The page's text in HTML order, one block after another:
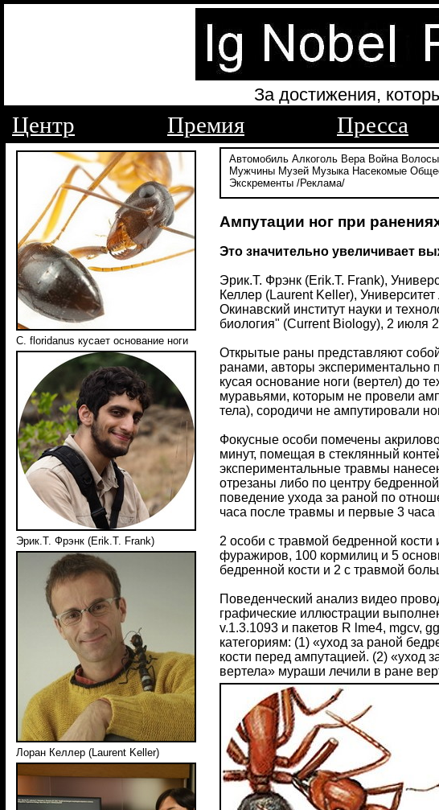
За достижения,
Центр Премия Пресса
C. floridanus кусает основание ноги
Эрик.Т. Фрэнк (Erik.T. Frank)
Лоран Келлер (Laurent Keller)
Автомобиль Алкоголь Вера Война Волосы
Мужчины Музей Музыка Насекомые
Экскременты /Реклама/
Ампутации ног при
Это значительно увеличивает
Эрик.Т. Фрэнк (Erik.T. Frank),
Келлер (Laurent Keller),
Окинавский институт науки и
биология" (Current Biology), 2 июля
Открытые раны представляют
ранами, авторы экспериментально
кусая основание ноги (вертел) до
муравьями, которым не провели
тела), сородичи не ампутировали
Фокусные особи помечены
минут, помещая в стеклянный
экспериментальные травмы
отрезаны либо по центру
поведение ухода за раной по
часа после травмы и первые 3 часа
2 особи с травмой бедренной
фуражиров, 100 кормилиц и 5
бедренной кости и 2 с травмой
Поведенческий анализ видео
графические иллюстрации
v.1.3.1093 и пакетов R lme4, mgcv,
категориям: (1) «уход за раной
кости перед ампутацией. (2) «уход
вертела» мураши лечили в ране